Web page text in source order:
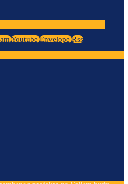
Youtube Envelope Rss